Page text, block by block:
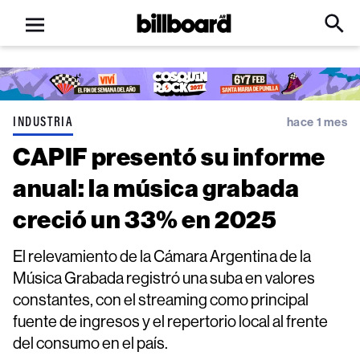
Open
menu
Billboard
Click
Input
INDUSTRIA hace 1 mes
CAPIF presentó su informe
anual: la música grabada
creció un 33% en 2025
El relevamiento de la Cámara Argentina de la
Música Grabada registró una suba en valores
constantes, con el streaming como principal
fuente de ingresos y el repertorio local al frente
del consumo en el país.